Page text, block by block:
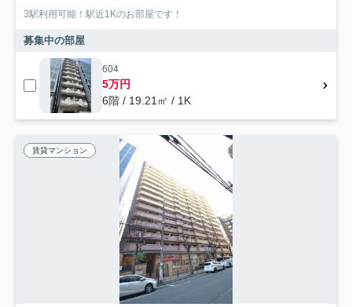
3駅利用可能！駅近1Kのお部屋です！
募集中の部屋
604
5万円
6階 / 19.21㎡ / 1K
賃貸マンション